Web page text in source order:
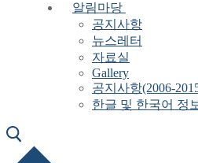
알림마당
공지사항
뉴스레터
자료실
Gallery
공지사항(2006-
한글 및 한국어 정